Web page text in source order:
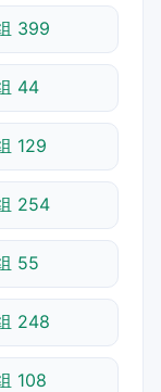
399
44
129
254
55
248
108